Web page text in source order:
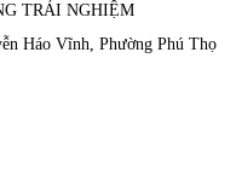
TRẢI NGHIỆM
Háo Vĩnh, Phường Phú Thọ